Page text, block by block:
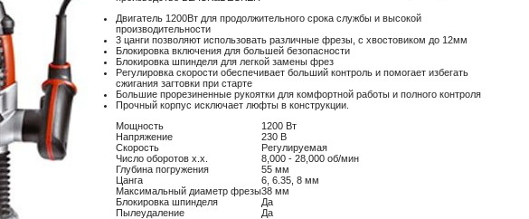
Двигатель 1200Вт для продолжительного срока службы и высокой
производительности
3 цанги позволяют использовать различные фрезы, с хвостовиком до 12мм
Блокировка включения для большей безопасности
Блокировка шпинделя для легкой замены фрез
Регулировка скорости обеспечивает больший контроль и помогает избегать
сжигания загтовки при старте
Большие прорезиненные рукоятки для комфортной работы и полного контроля
Прочный корпус исключает люфты в конструкции.
Мощность
1200 Вт
Напряжение
230 В
Скорость
Регулируемая
Число оборотов х.х.
8,000 - 28,000 об/мин
Глубина погружения
55 мм
Цанга
6, 6.35, 8 мм
Максимальный диаметр фрезы38 мм
Блокировка шпинделя
Да
Пылеудаление
Да